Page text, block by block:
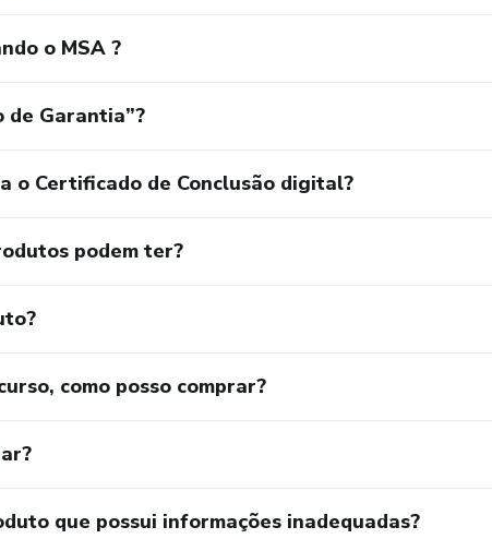
o MSA ?
de Garantia”?
o Certificado de Conclusão digital?
podem ter?
como posso comprar?
que possui informações inadequadas?